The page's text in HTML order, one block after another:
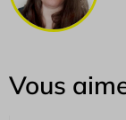
Vous